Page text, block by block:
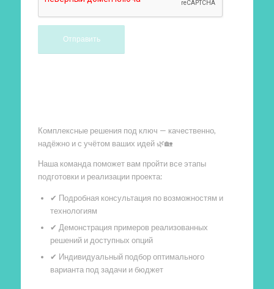
Комплексные решения под ключ — качественно,
надёжно и с учётом ваших идей 🌿🏡
Наша команда поможет вам пройти все этапы
подготовки и реализации проекта:
✔ Подробная консультация по возможностям и
технологиям
✔ Демонстрация примеров реализованных
решений и доступных опций
✔ Индивидуальный подбор оптимального
варианта под задачи и бюджет